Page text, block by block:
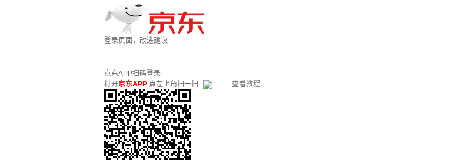
登录页面，改进建议
京东APP扫码登录
打开京东APP 点左上角扫一扫 查看教程